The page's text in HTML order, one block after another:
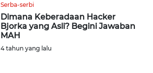
Serba-serbi
Dimana Keberadaan Hacker
Bjorka yang Asli? Begini Jawaban
MAH
4 tahun yang lalu